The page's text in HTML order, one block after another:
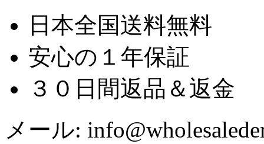
日本全国送料無料
安心の１年保証
３０日間返品＆返金
メール: